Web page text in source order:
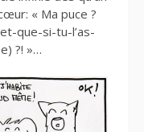
« Ma puce ?
que-si-tu-l’as-
?! »…